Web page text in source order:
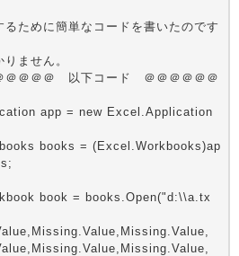
るために簡単なコードを書いたのです
ません。
＠＠＠＠ 以下コード ＠＠＠＠＠＠
app = new Excel.Application
books = (Excel.Workbooks)ap
book = books.Open("d:\\a.tx